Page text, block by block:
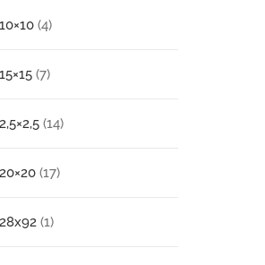
10×10 (4)
15×15 (7)
2,5×2,5 (14)
20×20 (17)
28x92 (1)